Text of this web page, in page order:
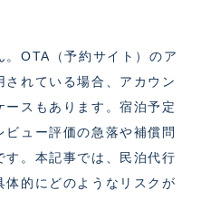
。OTA（予約サイト）のア
れている場合、アカウン
ースもあります。宿泊予定
ュー評価の急落や補償問
す。本記事では、民泊代行
的にどのようなリスクが